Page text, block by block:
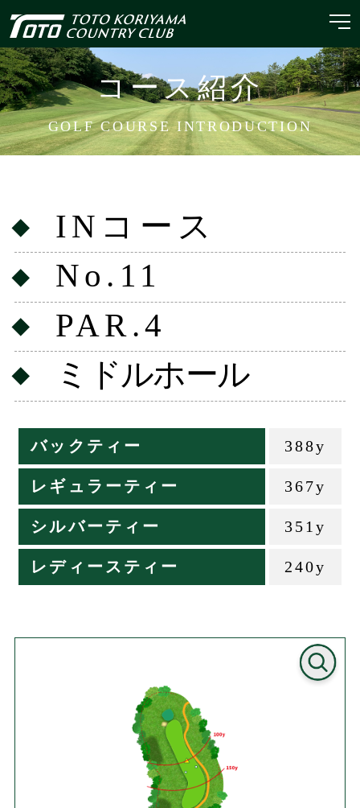
コース紹介
GOLF COURSE INTRODUCTION
INコース
No.11
PAR.4
ミドルホール
バックティー 388y
レギュラーティー 367y
シルバーティー 351y
レディースティー 240y